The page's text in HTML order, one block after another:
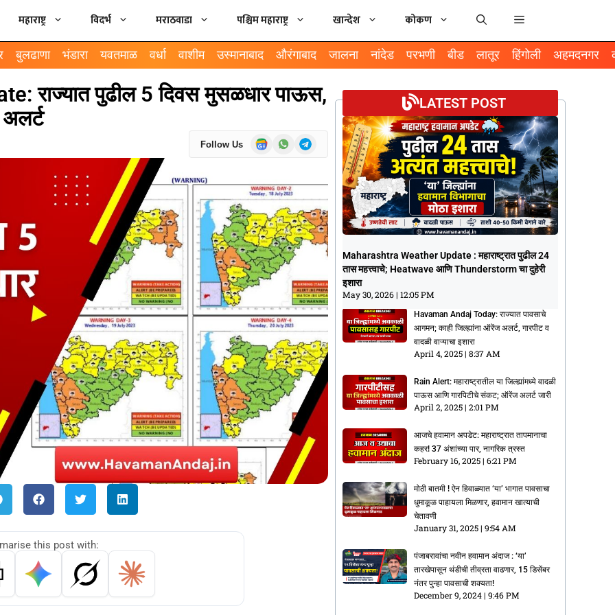
महाराष्ट्र विदर्भ मराठवाडा पश्चिम महाराष्ट्र खान्देश कोकण
बुलढाणा भंडारा यवतमाळ वर्धा वाशीम उस्मानाबाद औरंगाबाद जालना नांदेड परभणी बीड लातूर हिंगोली अहमदनगर
राज्यात पुढील 5 दिवस मुसळधार पाऊस,
अलर्ट
Follow Us
this post with:
LATEST POST
Maharashtra Weather Update : महाराष्ट्रात पुढील 24
तास महत्त्वाचे; Heatwave आणि Thunderstorm चा दुहेरी
इशारा
May 30, 2026 12:05 PM
महाराष्ट्रात पुढील 24 तास महत्त्वाचे; Heatwave
आणि Thunderstorm चा दुहेरी इशारा
Havaman Andaj Today: राज्यात पावसाचे
आगमन; काही जिल्ह्यांना ऑरेंज अलर्ट, गारपीट व
वादळी वाऱ्याचा इशारा
April 4, 2025 8:37 AM
Rain Alert: महाराष्ट्रातील या जिल्ह्यांमध्ये वादळी
पाऊस आणि गारपिटीचे संकट; ऑरेंज अलर्ट जारी
April 2, 2025 2:01 PM
आजचे हवामान अपडेट: महाराष्ट्रात तापमानाचा
कहर! 37 अंशांच्या पार, नागरिक त्रस्त
February 16, 2025 6:21 PM
मोठी बातमी ! ऐन हिवाळ्यात ‘या’ भागात पावसाचा
धुमाकूळ पाहायला मिळणार, हवामान खात्याची
चेतावणी
January 31, 2025 9:54 AM
पंजाबरावांचा नवीन हवामान अंदाज : ‘या’
तारखेपासून थंडीची तीव्रता वाढणार, 15 डिसेंबर
नंतर पुन्हा पावसाची शक्यता!
December 9, 2024 9:46 PM